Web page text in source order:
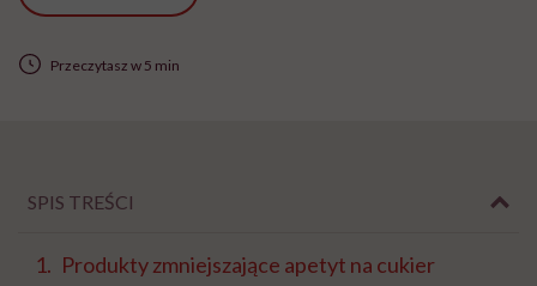
Przeczytasz w 5 min
SPIS TREŚCI
Produkty zmniejszające apetyt na cukier